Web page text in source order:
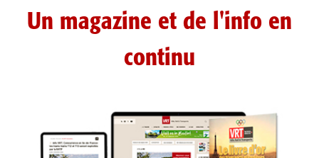
Un magazine et de l'info en
continu